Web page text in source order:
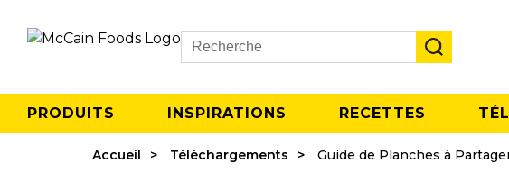
Search
PRODUITS INSPIRATIONS RECETTES
Accueil Téléchargements Guide de Planches à